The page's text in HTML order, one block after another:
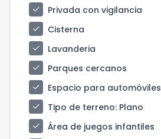
check
Privada con vigilancia
check
Cisterna
check
Lavanderia
check
Parques cercanos
check
Espacio para automóviles
check
Tipo de terreno: Plano
check
Área de juegos infantiles